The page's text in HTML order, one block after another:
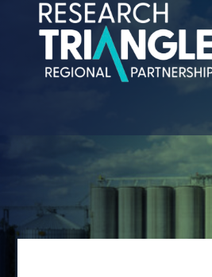
Hoppa till innehållet